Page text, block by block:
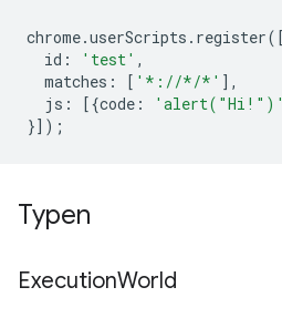
chrome.userScripts . register
id : 'test' ,
matches : [ '*://*/*' ],
js : [{code : 'alert("Hi!")'
}]);
Typen
ExecutionWorld